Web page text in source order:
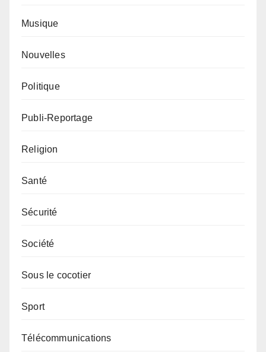
Musique
Nouvelles
Politique
Publi-Reportage
Religion
Santé
Sécurité
Société
Sous le cocotier
Sport
Télécommunications